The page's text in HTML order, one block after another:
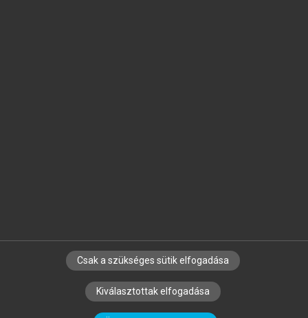
SZERZŐKNEK CÉGEKNEK KÖNYVTÁROSOKNAK
SZERKESZTÉSI ÉS LEKTORÁLÁSI ALAPELVEK
Csak a szükséges sütik elfogadása
Kiválasztottak elfogadása